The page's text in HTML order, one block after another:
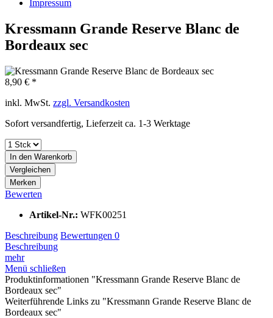
Impressum
Kressmann Grande Reserve Blanc de
Bordeaux sec
8,90 € *
inkl. MwSt. zzgl. Versandkosten
Sofort versandfertig, Lieferzeit ca. 1-3 Werktage
In den Warenkorb
Vergleichen
Merken
Bewerten
Artikel-Nr.: WFK00251
Beschreibung Bewertungen 0
Beschreibung
mehr
Menü schließen
Produktinformationen "Kressmann Grande Reserve Blanc de
Bordeaux sec"
Weiterführende Links zu "Kressmann Grande Reserve Blanc de
Bordeaux sec"